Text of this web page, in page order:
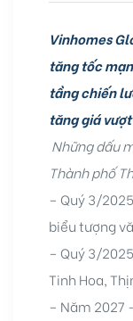
Vinhomes
tăng tốc
tầng chiến
tăng giá
Những dấu
Thành phố
– Quý 3/
biểu tượng
– Quý 3/
Tinh Hoa,
– Năm 2027